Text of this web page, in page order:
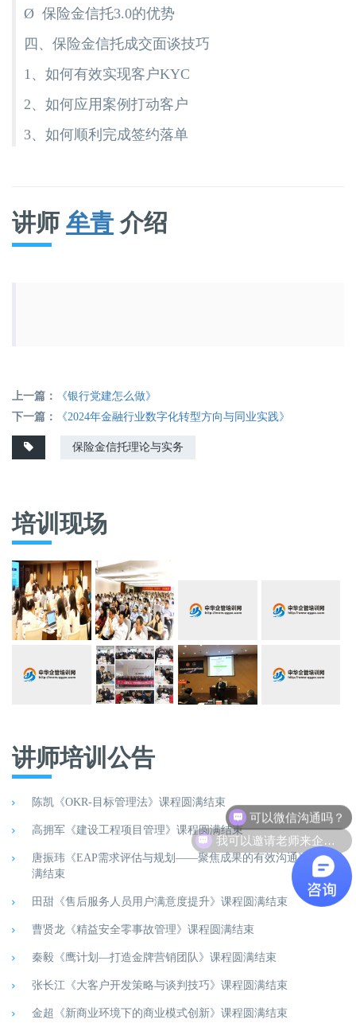
Ø 保险金信托3.0的优势
四、保险金信托成交面谈技巧
1、如何有效实现客户KYC
2、如何应用案例打动客户
3、如何顺利完成签约落单
讲师 牟青 介绍
上一篇：
《银行党建怎么做》
下一篇：
《2024年金融行业数字化转型方向与同业实践》
保险金信托理论与实务
培训现场
讲师培训公告
陈凯《OKR-目标管理法》课程圆满结束
高拥军《建设工程项目管理》课程圆满结束
唐振玮《EAP需求评估与规划——聚焦成果的有效沟通》课程圆
满结束
田甜《售后服务人员用户满意度提升》课程圆满结束
曹贤龙《精益安全零事故管理》课程圆满结束
秦毅《鹰计划—打造金牌营销团队》课程圆满结束
张长江《大客户开发策略与谈判技巧》课程圆满结束
金超《新商业环境下的商业模式创新》课程圆满结束
我可以邀请老师来企业做培训吗？